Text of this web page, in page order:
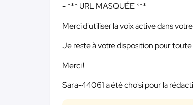
-*** URL MASQUÉE ***
Merci d'utiliser la voix active dans
Je reste à votre disposition pour
Merci !
Sara-44061 a été choisi pour la